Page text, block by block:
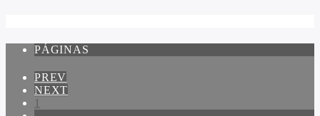
PÁGINAS
PREV
NEXT
1